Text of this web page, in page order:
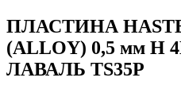
ПЛАСТИНА
(ALLOY) 0,5 мм H
ЛАВАЛЬ TS35P